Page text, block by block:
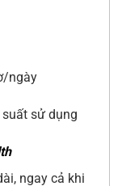
ngày
sử dụng
ngay cả khi